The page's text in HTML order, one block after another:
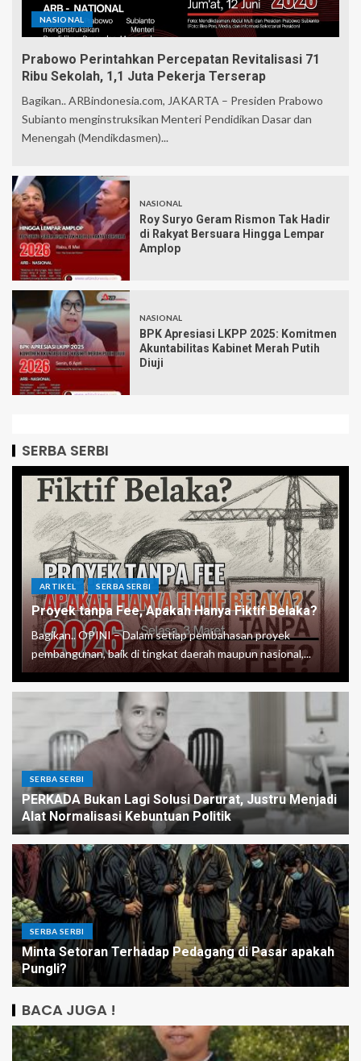
NASIONAL
Prabowo Perintahkan Percepatan Revitalisasi 71
Ribu Sekolah, 1,1 Juta Pekerja Terserap
Bagikan.. ARBindonesia.com, JAKARTA – Presiden Prabowo
Subianto menginstruksikan Menteri Pendidikan Dasar dan
Menengah (Mendikdasmen)...
NASIONAL
Roy Suryo Geram Rismon Tak Hadir
di Rakyat Bersuara Hingga Lempar
Amplop
NASIONAL
BPK Apresiasi LKPP 2025: Komitmen
Akuntabilitas Kabinet Merah Putih
Diuji
SERBA SERBI
ARTIKEL SERBA SERBI
Proyek tanpa Fee, Apakah Hanya Fiktif Belaka?
Bagikan.. OPINI – Dalam setiap pembahasan proyek
pembangunan, baik di tingkat daerah maupun nasional,...
SERBA SERBI
PERKADA Bukan Lagi Solusi Darurat, Justru Menjadi
Alat Normalisasi Kebuntuan Politik
SERBA SERBI
Minta Setoran Terhadap Pedagang di Pasar apakah
Pungli?
BACA JUGA !